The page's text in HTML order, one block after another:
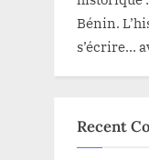
Bénin.
s’écrire…
Recent